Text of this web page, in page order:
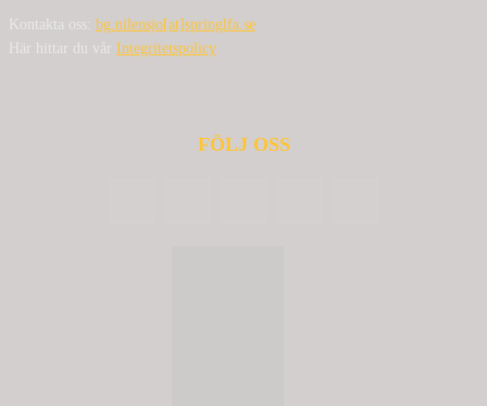
Kontakta oss: bg.nilensjo[at]springlfa.se
Här hittar du vår Integritetspolicy
FÖLJ OSS